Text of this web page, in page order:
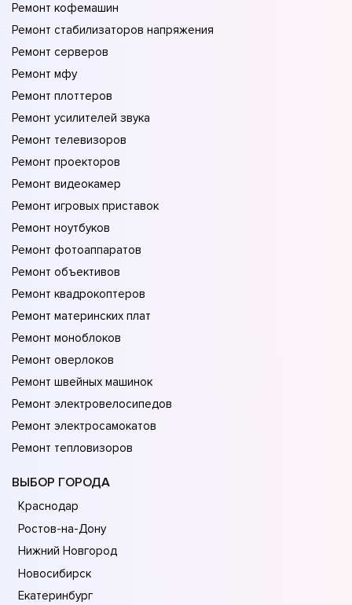
Ремонт кофемашин
Ремонт стабилизаторов напряжения
Ремонт серверов
Ремонт мфу
Ремонт плоттеров
Ремонт усилителей звука
Ремонт телевизоров
Ремонт проекторов
Ремонт видеокамер
Ремонт игровых приставок
Ремонт ноутбуков
Ремонт фотоаппаратов
Ремонт объективов
Ремонт квадрокоптеров
Ремонт материнских плат
Ремонт моноблоков
Ремонт оверлоков
Ремонт швейных машинок
Ремонт электровелосипедов
Ремонт электросамокатов
Ремонт тепловизоров
ВЫБОР ГОРОДА
Краснодар
Ростов-на-Дону
Нижний Новгород
Новосибирск
Екатеринбург